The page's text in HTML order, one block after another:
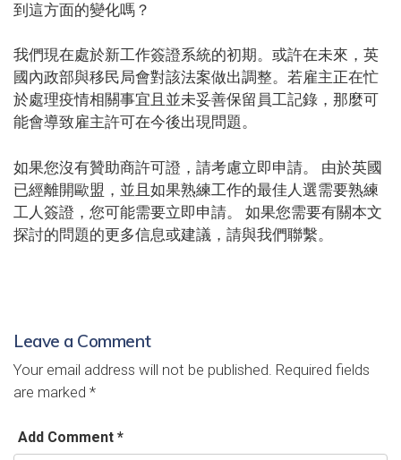
到這方面的變化嗎？
我們現在處於新工作簽證系統的初期。或許在未來，英
國內政部與移民局會對該法案做出調整。若雇主正在忙
於處理疫情相關事宜且並未妥善保留員工記錄，那麼可
能會導致雇主許可在今後出現問題。
如果您沒有贊助商許可證，請考慮立即申請。 由於英國
已經離開歐盟，並且如果熟練工作的最佳人選需要熟練
工人簽證，您可能需要立即申請。 如果您需要有關本文
探討的問題的更多信息或建議，請與我們聯繫。
Leave a Comment
Your email address will not be published. Required fields
are marked *
Add Comment *